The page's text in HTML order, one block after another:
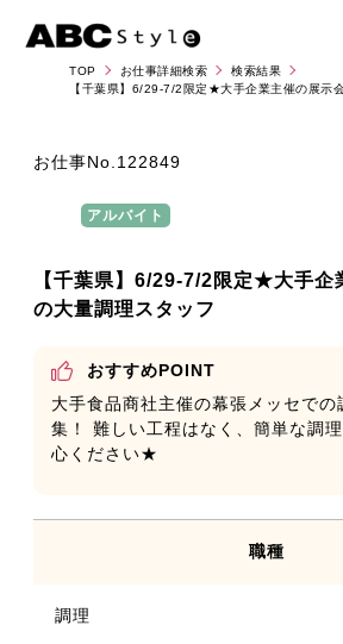
TOP お仕事詳細検索
検索結果
【千葉県】6/29-7/2限定★大手企業主催の展示
アルバイト
お仕事No. 122849
【千葉県】6/29-7/2限定★大手企
の大量調理スタッフ
おすすめPOINT
大手食品商社主催の幕張メッセでの
集！ 難しい工程はなく、簡単な調
心ください★
職種
調理